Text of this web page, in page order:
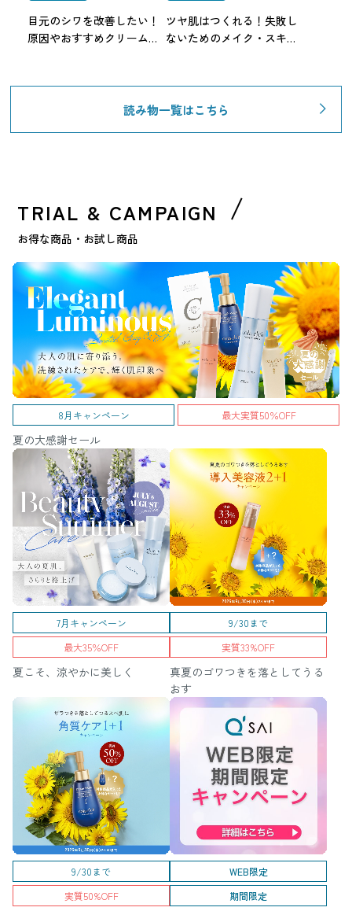
目元のシワを改善したい！
原因やおすすめクリーム・
ツヤ肌はつくれる！失敗し
ないためのメイク・スキン
読み物一覧はこちら
TRIAL & CAMPAIGN
お得な商品・お試し商品
8月キャンペーン 最大実質50％OFF
夏の大感謝セール
7月キャンペーン
最大35％OFF
夏こそ、涼やかに美しく
9/30まで
実質33%OFF
真夏のゴワつきを落としてうる
おす
9/30まで
実質50%OFF
WEB限定
期間限定